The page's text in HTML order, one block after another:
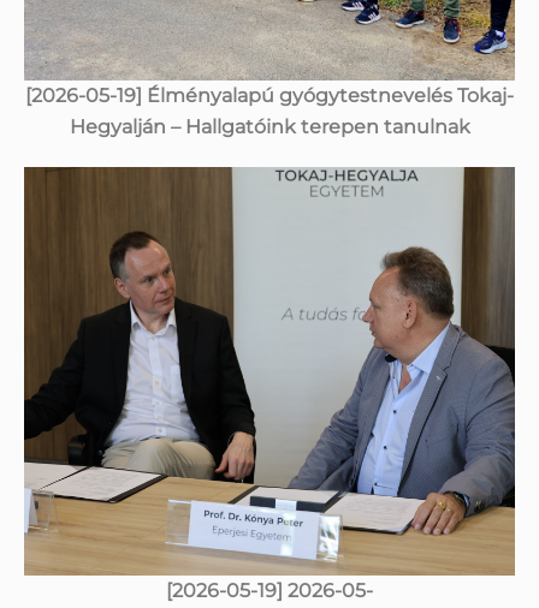
[2026-05-19] Élményalapú gyógytestnevelés Tokaj-
Hegyalján – Hallgatóink terepen tanulnak
[2026-05-19] 2026-05-